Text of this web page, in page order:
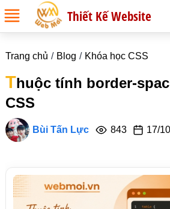
Thiết Kế Website
Trang chủ Blog Khóa học CSS
Thuộc tính border-
CSS
Bùi Tấn Lực 843 17/